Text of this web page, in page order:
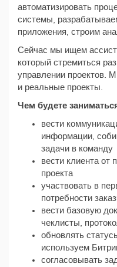
автоматизировать
системы,
приложения, строим
Сейчас мы ищем
который стремиться
управлении проектов.
и реальные проекты.
Чем будете
вести
информации,
задачи в команду
вести клиента от
проекта
участвовать в
потребности
вести базовую
чеклисты,
обновлять
используем
согласовывать